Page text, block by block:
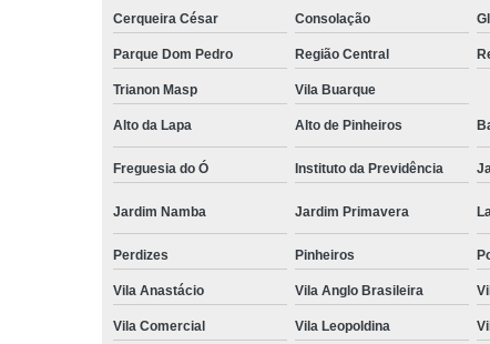
Cerqueira César Consolação
Parque Dom Pedro Região Central
Trianon Masp Vila Buarque
Alto da Lapa Alto de Pinheiros
Freguesia do Ó Instituto da Previdência
Jardim Namba Jardim Primavera
Perdizes Pinheiros
Vila Anastácio Vila Anglo Brasileira
Vila Comercial Vila Leopoldina